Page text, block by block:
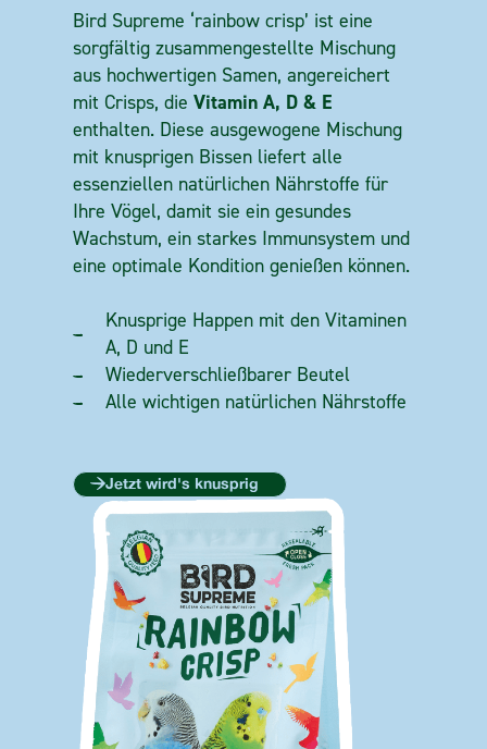
Bird Supreme ‘rainbow crisp’ ist eine
sorgfältig zusammengestellte Mischung
aus hochwertigen Samen, angereichert
mit Crisps, die Vitamin A, D & E
enthalten. Diese ausgewogene Mischung
mit knusprigen Bissen liefert alle
essenziellen natürlichen Nährstoffe für
Ihre Vögel, damit sie ein gesundes
Wachstum, ein starkes Immunsystem und
eine optimale Kondition genießen können.
Knusprige Happen mit den Vitaminen
A, D und E
Wiederverschließbarer Beutel
Alle wichtigen natürlichen Nährstoffe
Jetzt wird's knusprig